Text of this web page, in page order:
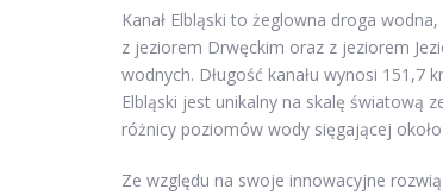
Kanał Elbląski to żeglowna droga
z jeziorem Drwęckim oraz z jeziorem
wodnych. Długość kanału wynosi 151,7
Elbląski jest unikalny na skalę światową
różnicy poziomów wody sięgającej
Ze względu na swoje innowacyjne